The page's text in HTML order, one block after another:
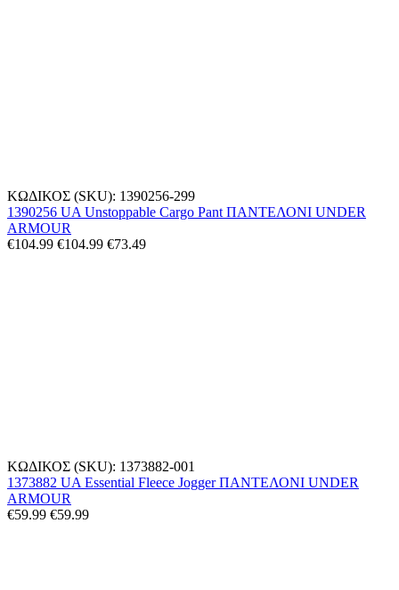
ΚΩΔΙΚΟΣ (SKU): 1390256-299
1390256 UA Unstoppable Cargo Pant ΠΑΝΤΕΛΟΝΙ UNDER
ARMOUR
€104.99 €104.99 €73.49
ΚΩΔΙΚΟΣ (SKU): 1373882-001
1373882 UA Essential Fleece Jogger ΠΑΝΤΕΛΟΝΙ UNDER
ARMOUR
€59.99 €59.99